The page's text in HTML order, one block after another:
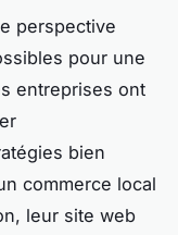
perspective
pour une
entreprises ont
bien
commerce local
leur site web